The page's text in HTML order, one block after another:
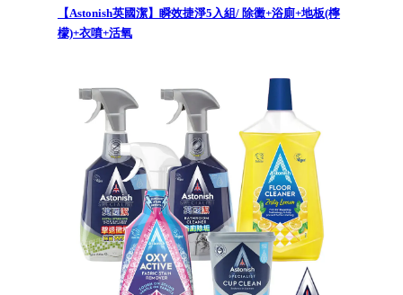
【Astonish英國潔】瞬效捷淨5入組/ 除黴+浴廁+地板(檸
檬)+衣噴+活氧